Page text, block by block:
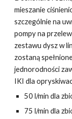
mieszanie
szczególnie na
pompy na
zestawu dysz w
zostaną
jednorodności
IKI dla
50 l/min dla
75 l/min dla